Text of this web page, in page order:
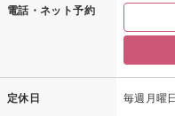
電話・ネット予約
定休日 毎週月曜日